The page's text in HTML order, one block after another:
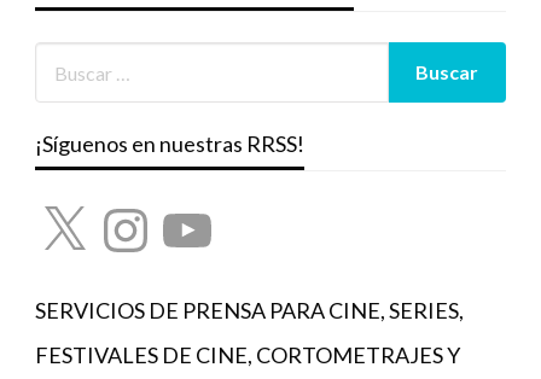
¡Síguenos en nuestras RRSS!
X InstagramYouTube
SERVICIOS DE PRENSA PARA CINE, SERIES,
FESTIVALES DE CINE, CORTOMETRAJES Y